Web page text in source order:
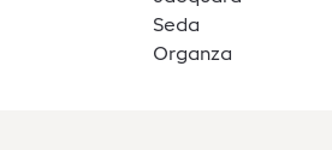
Seda
Organza